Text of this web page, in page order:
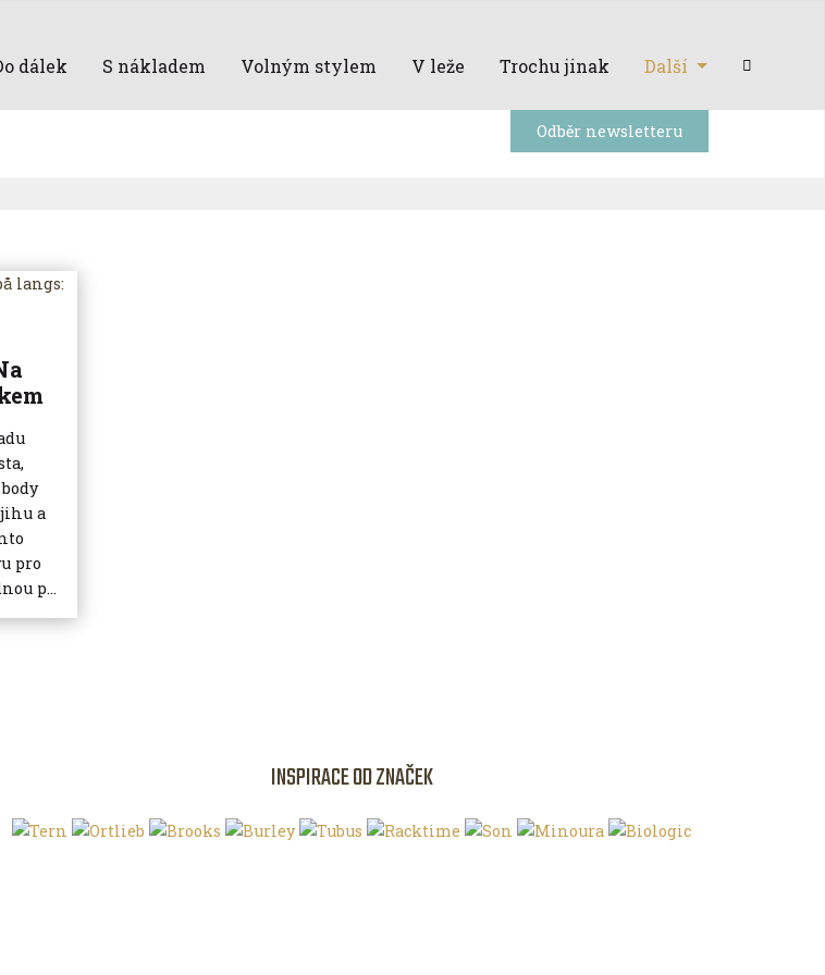
dálek S nákladem Volným stylem V leže Trochu jinak Další
Odběr newsletteru
a
pro
p...
INSPIRACE OD ZNAČEK